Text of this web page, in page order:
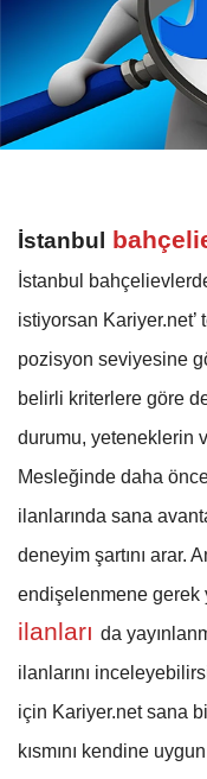
İstanbul
İstanbul
istiyorsan
pozisyon seviyesine
belirli kriterlere göre
durumu, yeteneklerin
Mesleğinde daha
ilanlarında sana
deneyim şartını arar.
endişelenmene gerek
ilanları da
ilanlarını
için Kariyer.net sana
kısmını kendine